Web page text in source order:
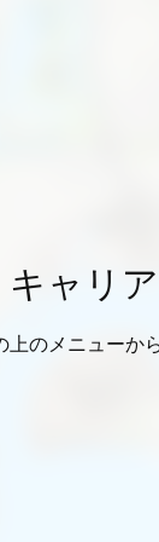
キャリ
上のメニューか